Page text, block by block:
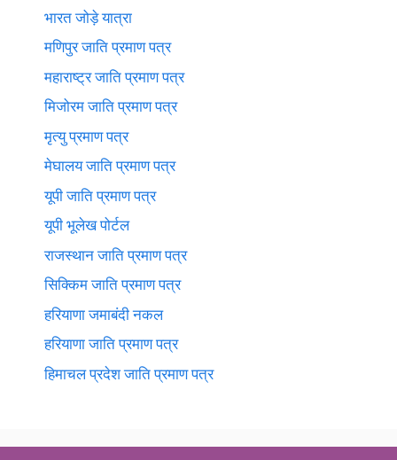
भारत जोड़े यात्रा
मणिपुर जाति प्रमाण पत्र
महाराष्ट्र जाति प्रमाण पत्र
मिजोरम जाति प्रमाण पत्र
मृत्यु प्रमाण पत्र
मेघालय जाति प्रमाण पत्र
यूपी जाति प्रमाण पत्र
यूपी भूलेख पोर्टल
राजस्थान जाति प्रमाण पत्र
सिक्किम जाति प्रमाण पत्र
हरियाणा जमाबंदी नकल
हरियाणा जाति प्रमाण पत्र
हिमाचल प्रदेश जाति प्रमाण पत्र